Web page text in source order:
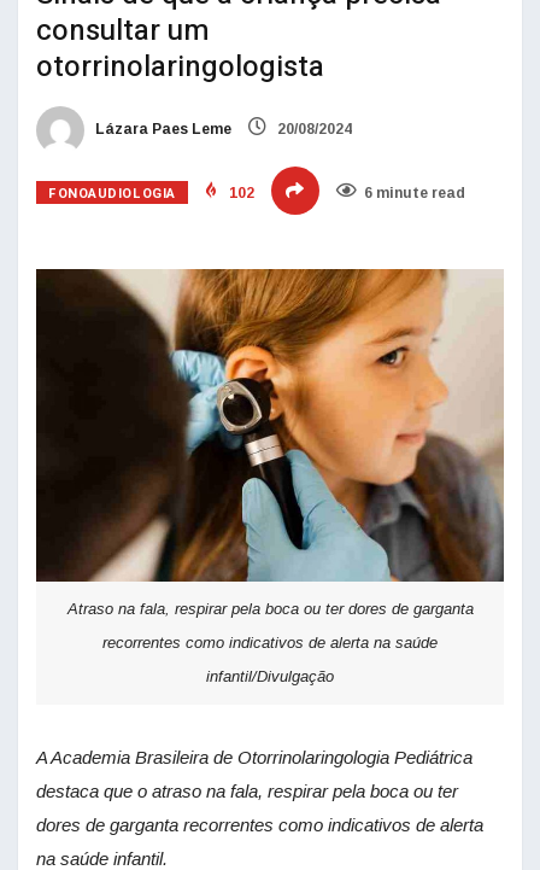
consultar um
otorrinolaringologista
Lázara Paes Leme 20/08/2024
FONOAUDIOLOGIA 102 6 minute read
Atraso na fala, respirar pela boca ou ter dores de garganta
recorrentes como indicativos de alerta na saúde
infantil/Divulgação
A Academia Brasileira de Otorrinolaringologia Pediátrica
destaca que o atraso na fala, respirar pela boca ou ter
dores de garganta recorrentes como indicativos de alerta
na saúde infantil.